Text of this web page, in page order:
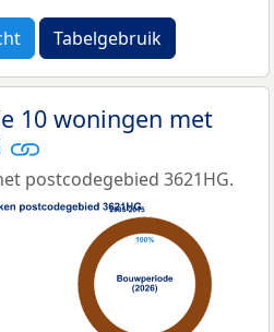
Tabelgebruik
10 woningen met
postcodegebied 3621HG.